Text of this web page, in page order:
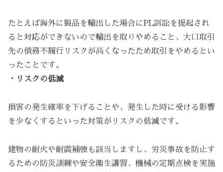
たとえば海外に製品を輸出した場合にPL訴訟を提起され
ると対応ができないので輸出を取りやめること、大口取引
先の債務不履行リスクが高くなったため取引をやめるとい
ったことです。
・リスクの低減
損害の発生確率を下げることや、発生した時に受ける影響
を少なくするといった対策がリスクの低減です。
建物の耐火や耐震補強も該当しますし、労災事故を防止す
るための防災訓練や安全衛生講習、機械の定期点検を実施